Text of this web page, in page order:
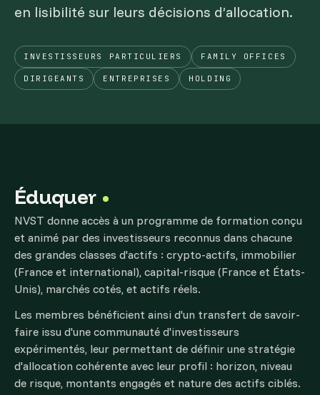
en lisibilité sur leurs décisions d’allocation.
INVESTISSEURS PARTICULIERS FAMILY OFFICES
DIRIGEANTS ENTREPRISES HOLDING
Éduquer
NVST donne accès à un programme de formation conçu
et animé par des investisseurs reconnus dans chacune
des grandes classes d'actifs : crypto-actifs, immobilier
(France et international), capital-risque (France et États-
Unis), marchés cotés, et actifs réels.
Les membres bénéficient ainsi d'un transfert de savoir-
faire issu d'une communauté d'investisseurs
expérimentés, leur permettant de définir une stratégie
d'allocation cohérente avec leur profil : horizon, niveau
de risque, montants engagés et nature des actifs ciblés.